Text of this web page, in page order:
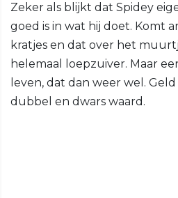
Zeker als blijkt dat Spidey
goed is in wat hij doet. Komt
kratjes en dat over het
helemaal loepzuiver. Maar
leven, dat dan weer wel.
dubbel en dwars waard.